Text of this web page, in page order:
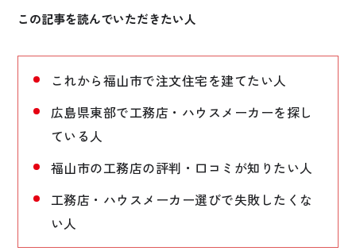
この記事を読んでいただきたい人
これから福山市で注文住宅を建てたい人
広島県東部で工務店・ハウスメーカーを探し
ている人
福山市の工務店の評判・口コミが知りたい人
工務店・ハウスメーカー選びで失敗したくな
い人